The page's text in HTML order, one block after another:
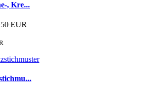
, Kre...
EUR